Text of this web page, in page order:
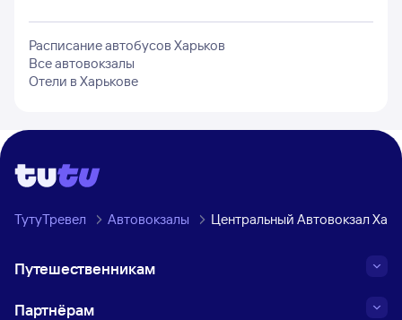
Расписание автобусов Харьков
Все автовокзалы
Отели в Харькове
ТутуТревел Автовокзалы Центральный Автовокзал
Путешественникам
Партнёрам